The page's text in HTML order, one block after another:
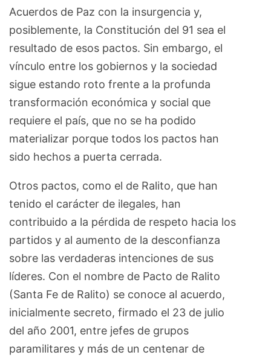
Acuerdos de Paz con la insurgencia y,
posiblemente, la Constitución del 91 sea el
resultado de esos pactos. Sin embargo, el
vínculo entre los gobiernos y la sociedad
sigue estando roto frente a la profunda
transformación económica y social que
requiere el país, que no se ha podido
materializar porque todos los pactos han
sido hechos a puerta cerrada.
Otros pactos, como el de Ralito, que han
tenido el carácter de ilegales, han
contribuido a la pérdida de respeto hacia los
partidos y al aumento de la desconfianza
sobre las verdaderas intenciones de sus
líderes. Con el nombre de Pacto de Ralito
(Santa Fe de Ralito) se conoce al acuerdo,
inicialmente secreto, firmado el 23 de julio
del año 2001, entre jefes de grupos
paramilitares y más de un centenar de